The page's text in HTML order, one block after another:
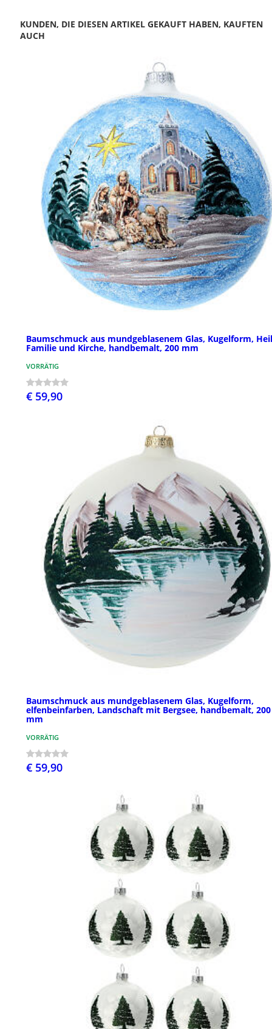
KUNDEN, DIE DIESEN ARTIKEL GEKAUFT HABEN, KAUFTEN
AUCH
Baumschmuck aus mundgeblasenem Glas, Kugelform,
Familie und Kirche, handbemalt, 200 mm
VORRÄTIG
€ 59,90
Baumschmuck aus mundgeblasenem Glas, Kugelform,
elfenbeinfarben, Landschaft mit Bergsee, handbemalt, 200
mm
VORRÄTIG
€ 59,90